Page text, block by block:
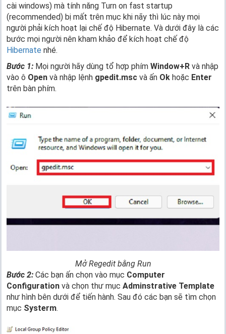
cài windows) mà tính năng Turn on fast startup
(recommended) bị mất trên mục khi nãy thì lúc này mọi
người phải kích hoạt lại chế độ Hibernate. Và dưới đây là các
bước mọi người nên kham khảo để kích hoạt chế độ
Hibernate nhé.
Bước 1: Mọi người hãy dùng tổ hợp phím Window+R và nhập
vào ô Open và nhập lệnh gpedit.msc và ấn Ok hoặc Enter
trên bàn phím.
Mở Regedit bằng Run
Bước 2: Các bạn ấn chọn vào mục Computer
Configuration và chọn thư mục Adminstrative Template
như hình bên dưới để tiến hành. Sau đó các bạn sẽ tìm chọn
mục Systerm.